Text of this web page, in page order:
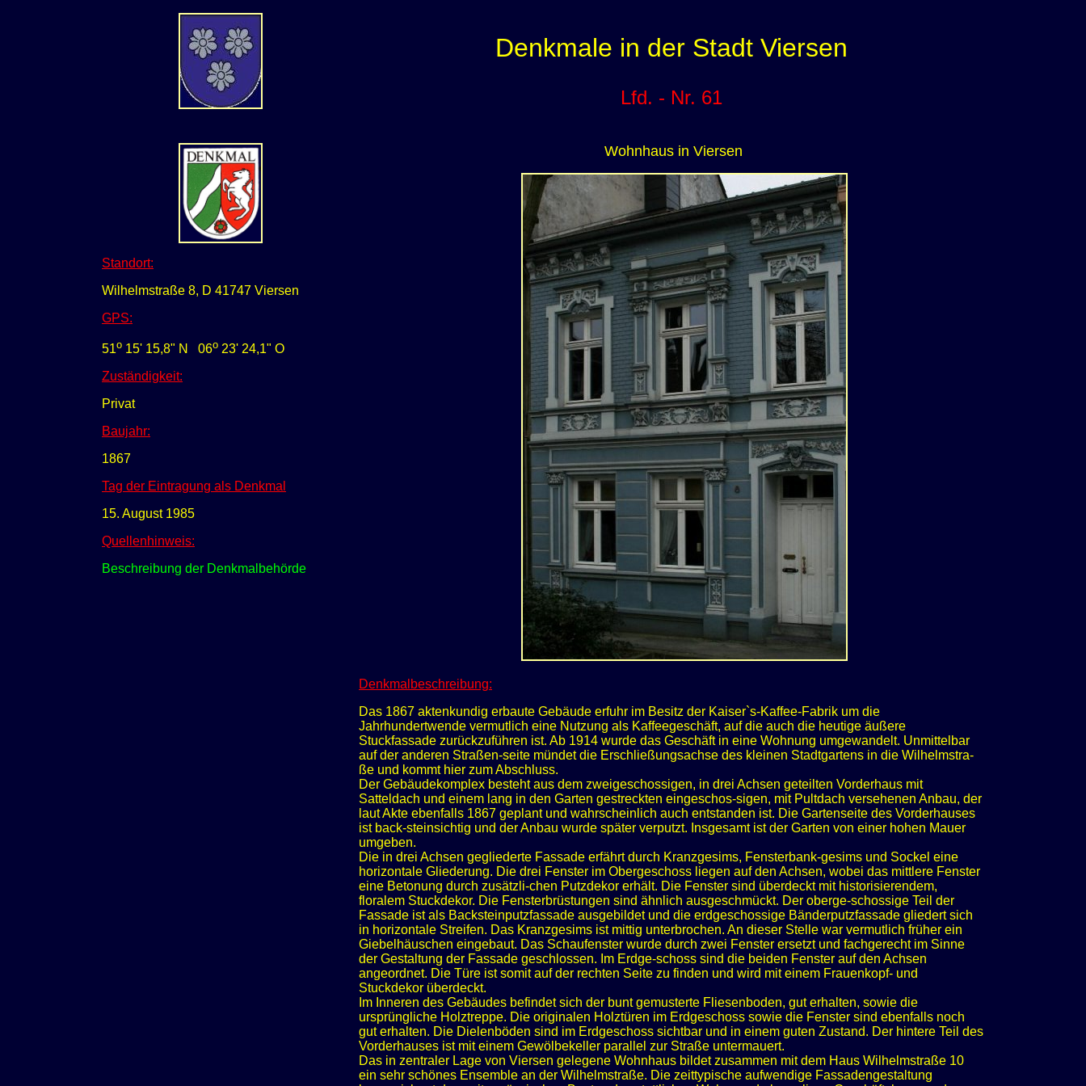
Denkmale in der Stadt Viersen
Lfd. - Nr. 61
Standort:
Wilhelmstraße 8, D 41747 Viersen
GPS:
51o 15' 15,8" N 06o 23' 24,1" O
Zuständigkeit:
Privat
Baujahr:
1867
Tag der Eintragung als Denkmal
15. August 1985
Quellenhinweis:
Beschreibung der Denkmalbehörde
Wohnhaus in Viersen
Denkmalbeschreibung:
Das 1867 aktenkundig erbaute Gebäude erfuhr im Besitz der Kaiser`s-Kaffee-Fabrik um die
Jahrhundertwende vermutlich eine Nutzung als Kaffeegeschäft, auf die auch die heutige äußere
Stuckfassade zurückzuführen ist. Ab 1914 wurde das Geschäft in eine Wohnung umgewandelt. Unmittelbar
auf der anderen Straßen-seite mündet die Erschließungsachse des kleinen Stadtgartens in die Wilhelmstra-
ße und kommt hier zum Abschluss.
Der Gebäudekomplex besteht aus dem zweigeschossigen, in drei Achsen geteilten Vorderhaus mit
Satteldach und einem lang in den Garten gestreckten eingeschos-sigen, mit Pultdach versehenen Anbau, der
laut Akte ebenfalls 1867 geplant und wahrscheinlich auch entstanden ist. Die Gartenseite des Vorderhauses
ist back-steinsichtig und der Anbau wurde später verputzt. Insgesamt ist der Garten von einer hohen Mauer
umgeben.
Die in drei Achsen gegliederte Fassade erfährt durch Kranzgesims, Fensterbank-gesims und Sockel eine
horizontale Gliederung. Die drei Fenster im Obergeschoss liegen auf den Achsen, wobei das mittlere Fenster
eine Betonung durch zusätzli-chen Putzdekor erhält. Die Fenster sind überdeckt mit historisierendem,
floralem Stuckdekor. Die Fensterbrüstungen sind ähnlich ausgeschmückt. Der oberge-schossige Teil der
Fassade ist als Backsteinputzfassade ausgebildet und die erdgeschossige Bänderputzfassade gliedert sich
in horizontale Streifen. Das Kranzgesims ist mittig unterbrochen. An dieser Stelle war vermutlich früher ein
Giebelhäuschen eingebaut. Das Schaufenster wurde durch zwei Fenster ersetzt und fachgerecht im Sinne
der Gestaltung der Fassade geschlossen. Im Erdge-schoss sind die beiden Fenster auf den Achsen
angeordnet. Die Türe ist somit auf der rechten Seite zu finden und wird mit einem Frauenkopf- und
Stuckdekor überdeckt.
Im Inneren des Gebäudes befindet sich der bunt gemusterte Fliesenboden, gut erhalten, sowie die
ursprüngliche Holztreppe. Die originalen Holztüren im Erdgeschoss sowie die Fenster sind ebenfalls noch
gut erhalten. Die Dielenböden sind im Erdgeschoss sichtbar und in einem guten Zustand. Der hintere Teil des
Vorderhauses ist mit einem Gewölbekeller parallel zur Straße untermauert.
Das in zentraler Lage von Viersen gelegene Wohnhaus bildet zusammen mit dem Haus Wilhelmstraße 10
ein sehr schönes Ensemble an der Wilhelmstraße. Die zeittypische aufwendige Fassadengestaltung